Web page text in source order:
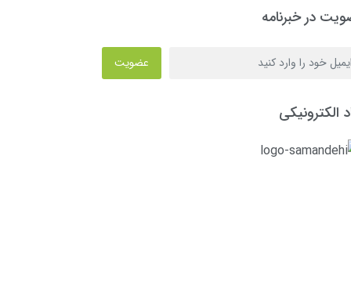
در خبرنامه
عضویت
الکترونیکی